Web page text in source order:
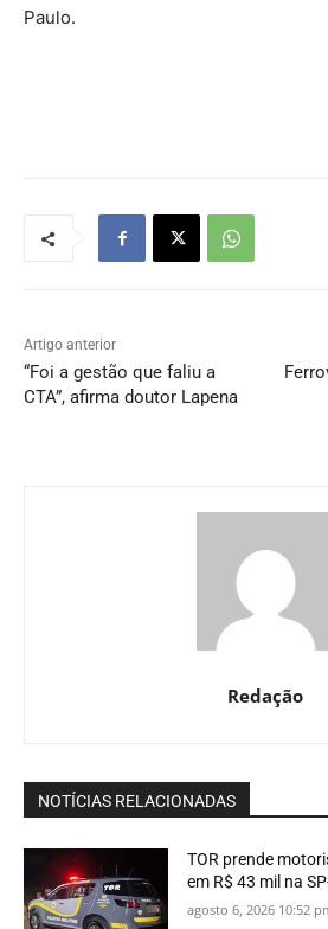
Paulo.
Artigo anterior
“Foi a gestão que faliu a
CTA”, afirma doutor Lapena
Redação
NOTÍCIAS RELACIONADAS
TOR prende
em R$ 43 mil na
agosto 6, 2026 10:52